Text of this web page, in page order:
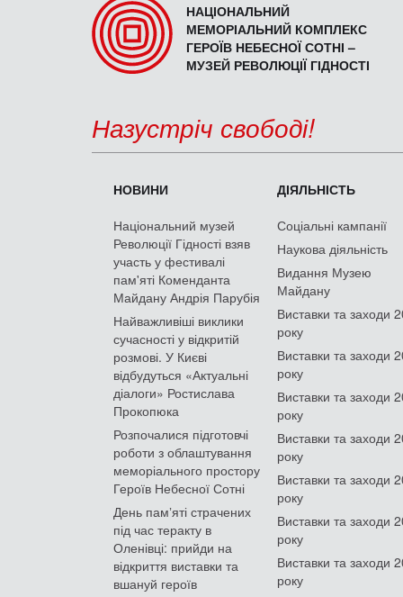
НАЦІОНАЛЬНИЙ
МЕМОРІАЛЬНИЙ КОМПЛЕКС
ГЕРОЇВ НЕБЕСНОЇ СОТНІ –
МУЗЕЙ РЕВОЛЮЦІЇ ГІДНОСТІ
Назустріч свободі!
НОВИНИ
Національний музей
Революції Гідності взяв
участь у фестивалі
пам'яті Коменданта
Майдану Андрія Парубія
Найважливіші виклики
сучасності у відкритій
розмові. У Києві
відбудуться «Актуальні
діалоги» Ростислава
Прокопюка
Розпочалися підготовчі
роботи з облаштування
меморіального простору
Героїв Небесної Сотні
День памʼяті страчених
під час теракту в
Оленівці: прийди на
відкриття виставки та
вшануй героїв
ДІЯЛЬНІСТЬ
Соціальні кампанії
Наукова діяльність
Видання Музею
Майдану
Виставки та заходи
року
Виставки та заходи
року
Виставки та заходи
року
Виставки та заходи
року
Виставки та заходи
року
Виставки та заходи
року
Виставки та заходи
року